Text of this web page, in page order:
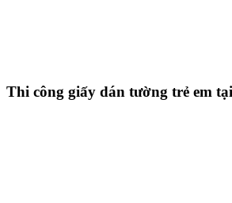
Thi công giấy dán tường trẻ em